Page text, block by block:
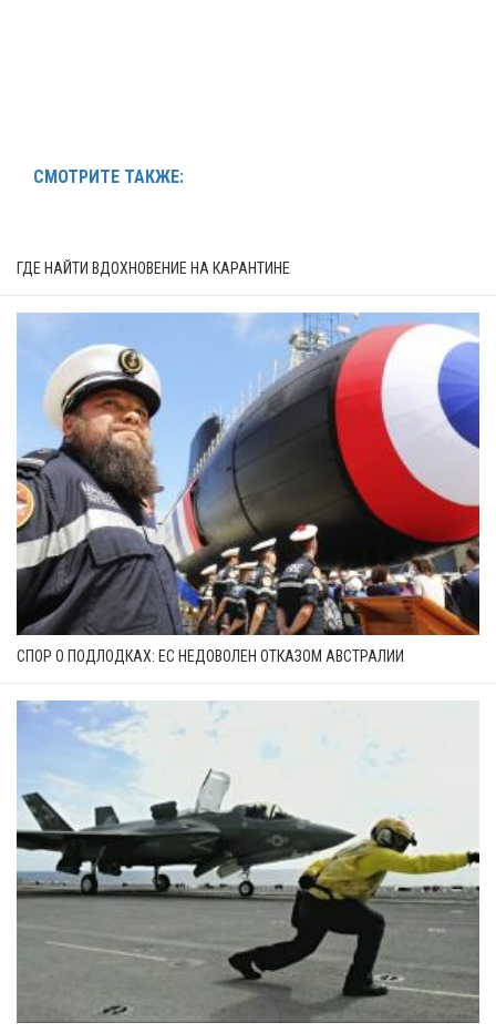
СМОТРИТЕ ТАКЖЕ:
ГДЕ НАЙТИ ВДОХНОВЕНИЕ НА КАРАНТИНЕ
СПОР О ПОДЛОДКАХ: ЕС НЕДОВОЛЕН ОТКАЗОМ АВСТРАЛИИ